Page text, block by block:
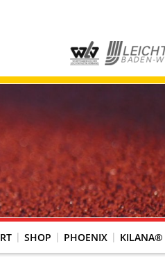
SHOP PHOENIX KILANA®